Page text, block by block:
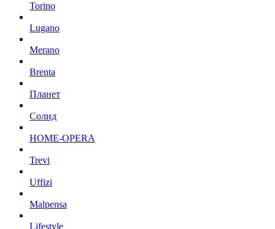
Torino
Lugano
Merano
Brenta
Планет
Солид
HOME-OPERA
Trevi
Uffizi
Malpensa
Lifestyle